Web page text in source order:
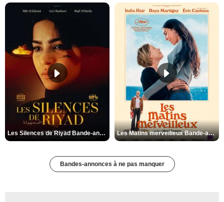
Les Silences de Riyad Bande-annonce VO STFR Les Matins merveilleux Bande-annonce VF
Bandes-annonces à ne pas manquer